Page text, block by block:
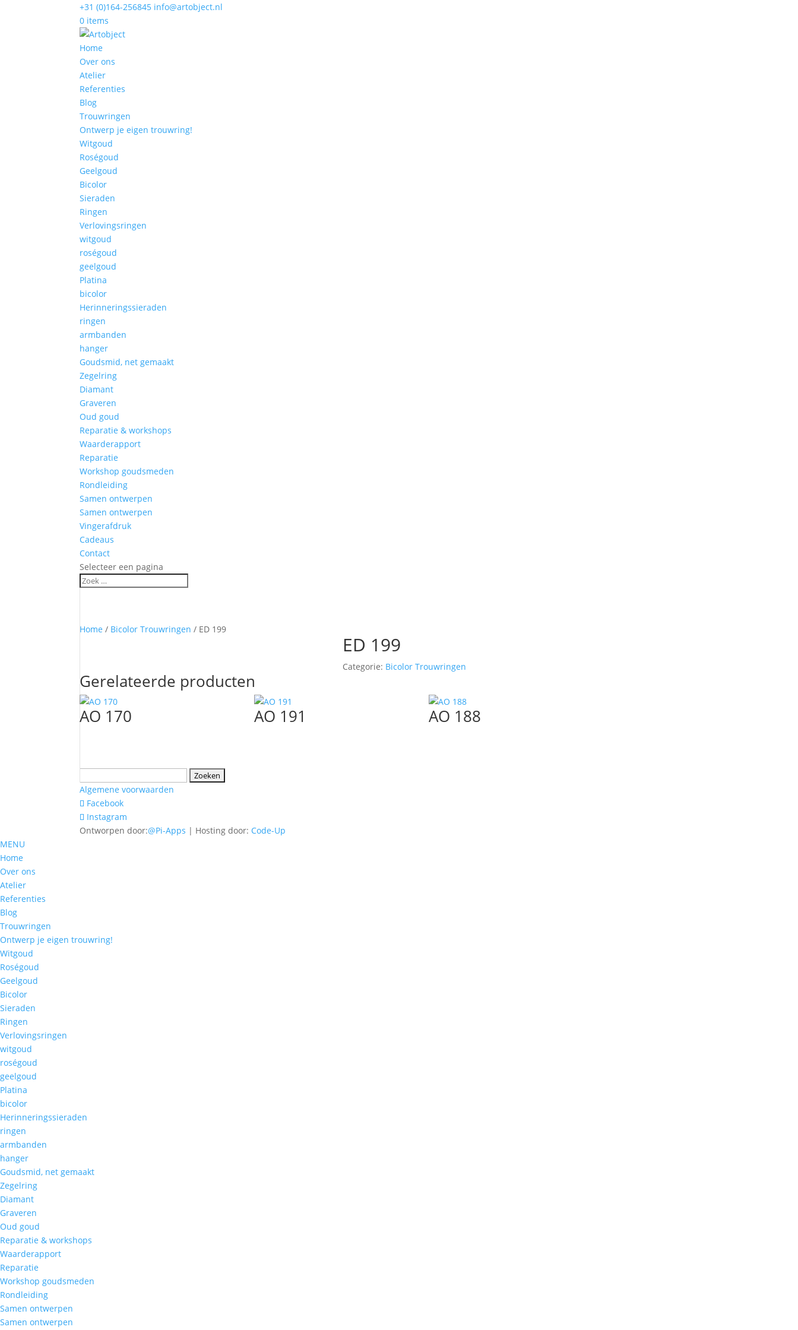
+31 (0)164-256845 info@artobject.nl
0 items
Home
Over ons
Atelier
Referenties
Blog
Trouwringen
Ontwerp je eigen trouwring!
Witgoud
Roségoud
Geelgoud
Bicolor
Sieraden
Ringen
Verlovingsringen
witgoud
roségoud
geelgoud
Platina
bicolor
Herinneringssieraden
ringen
armbanden
hanger
Goudsmid, net gemaakt
Zegelring
Diamant
Graveren
Oud goud
Reparatie & workshops
Waarderapport
Reparatie
Workshop goudsmeden
Rondleiding
Samen ontwerpen
Samen ontwerpen
Vingerafdruk
Cadeaus
Contact
Selecteer een pagina
Home / Bicolor Trouwringen / ED 199
ED 199
Categorie: Bicolor Trouwringen
Gerelateerde producten
AO 170
AO 191 AO 188
naar:
Algemene voorwaarden
Facebook
Instagram
Ontworpen door:@Pi-Apps | Hosting door: Code-Up
MENU
Home
Over ons
Atelier
Referenties
Blog
Trouwringen
Ontwerp je eigen trouwring!
Witgoud
Roségoud
Geelgoud
Bicolor
Sieraden
Ringen
Verlovingsringen
witgoud
roségoud
geelgoud
Platina
bicolor
Herinneringssieraden
ringen
armbanden
hanger
Goudsmid, net gemaakt
Zegelring
Diamant
Graveren
Oud goud
Reparatie & workshops
Waarderapport
Reparatie
Workshop goudsmeden
Rondleiding
Samen ontwerpen
Samen ontwerpen